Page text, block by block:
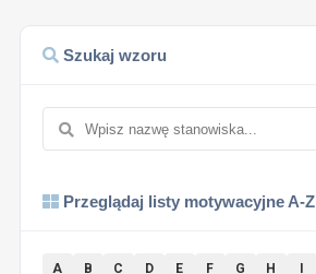
Szukaj wzoru
Przeglądaj listy motywacyjne A-Z
A B C D E F G H